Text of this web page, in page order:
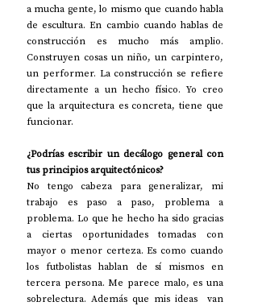
a mucha gente, lo mismo que cuando habla
de escultura. En cambio cuando hablas de
construcción es mucho más amplio.
Construyen cosas un niño, un carpintero,
un performer. La construcción se refiere
directamente a un hecho físico. Yo creo
que la arquitectura es concreta, tiene que
funcionar.
¿Podrías escribir un decálogo general con
tus principios arquitectónicos?
No tengo cabeza para generalizar, mi
trabajo es paso a paso, problema a
problema. Lo que he hecho ha sido gracias
a ciertas oportunidades tomadas con
mayor o menor certeza. Es como cuando
los futbolistas hablan de sí mismos en
tercera persona. Me parece malo, es una
sobrelectura. Además que mis ideas  van